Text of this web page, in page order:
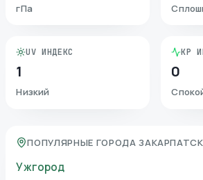
гПа
UV ИНДЕКС
1
Низкий
KP
0
ПОПУЛЯРНЫЕ ГОРОДА
Ужгород